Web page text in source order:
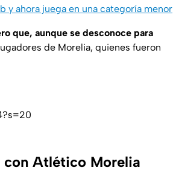
ahora juega en una categoría menor
que, aunque se desconoce para
de Morelia, quienes fueron
con Atlético Morelia